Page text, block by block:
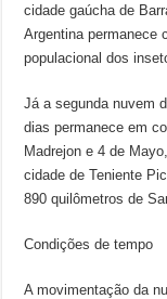
cidade gaúcha de
Argentina permanece
populacional dos
Já a segunda nuvem
dias permanece em
Madrejon e 4 de
cidade de Teniente
890 quilômetros de
Condições de tempo
A movimentação da